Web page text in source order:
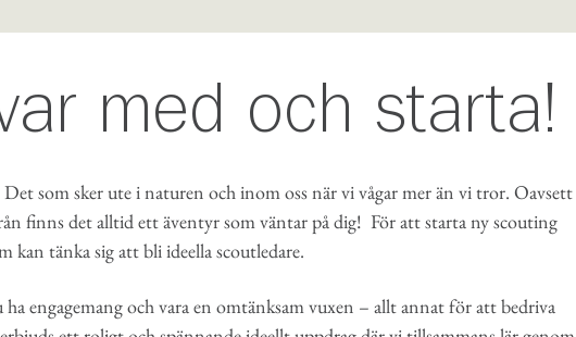
med och starta!
som sker ute i naturen och inom oss när vi vågar mer än vi tror. Oavsett
finns det alltid ett äventyr som väntar på dig! För att starta ny scouting
kan tänka sig att bli ideella scoutledare.
engagemang och vara en omtänksam vuxen – allt annat för att bedriva